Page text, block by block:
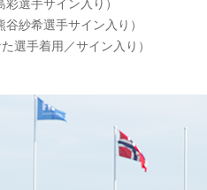
紗希選手サイン入り）
選手着用／サイン入り）